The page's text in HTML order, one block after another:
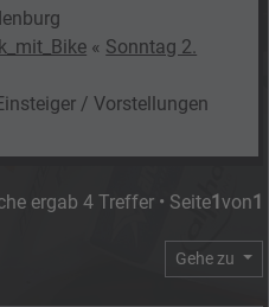
« Sonntag 2.
/ Vorstellungen
ergab 4 Treffer • Seite1von1
Gehe zu